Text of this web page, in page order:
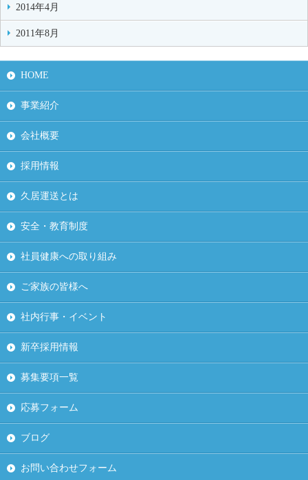
2014年4月
2011年8月
HOME
事業紹介
会社概要
採用情報
久居運送とは
安全・教育制度
社員健康への取り組み
ご家族の皆様へ
社内行事・イベント
新卒採用情報
募集要項一覧
応募フォーム
ブログ
お問い合わせフォーム